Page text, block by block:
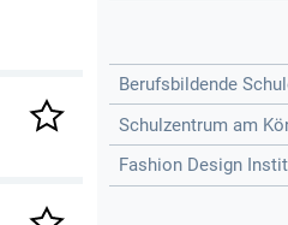
Berufsbildende
Schulzentrum am
Fashion Design